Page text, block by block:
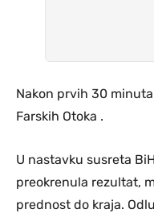
Nakon prvih 30
Farskih Otoka .
U nastavku susreta
preokrenula rezultat,
prednost do kraja.